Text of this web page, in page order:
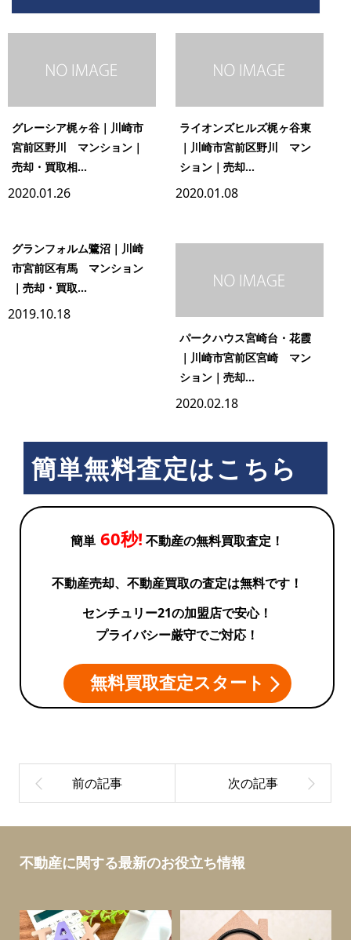
グレーシア梶ヶ谷｜川崎市
宮前区野川 マンション｜
売却・買取相...
2020.01.26
ライオンズヒルズ梶ヶ谷東
｜川崎市宮前区野川 マン
ション｜売却...
2020.01.08
グランフォルム鷺沼｜川崎
市宮前区有馬 マンション
｜売却・買取...
2019.10.18
パークハウス宮崎台・花霞
｜川崎市宮前区宮崎 マン
ション｜売却...
2020.02.18
簡単無料査定はこちら
簡単 60秒! 不動産の無料買取査定！
不動産売却、不動産買取の査定は無料です！
センチュリー21の加盟店で安心！
プライバシー厳守でご対応！
無料買取査定スタート
不動産に関する最新のお役立ち情報